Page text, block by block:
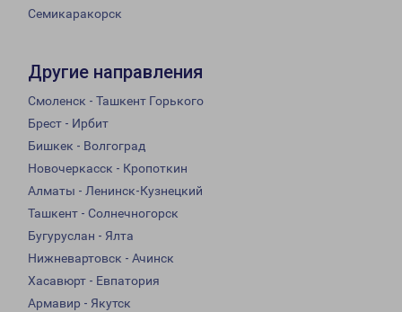
Семикаракорск
Другие направления
Смоленск - Ташкент Горького
Брест - Ирбит
Бишкек - Волгоград
Новочеркасск - Кропоткин
Алматы - Ленинск-Кузнецкий
Ташкент - Солнечногорск
Бугуруслан - Ялта
Нижневартовск - Ачинск
Хасавюрт - Евпатория
Армавир - Якутск